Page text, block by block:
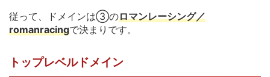
従って、ドメインは③のロマンレーシング／
romanracingで決まりです。
トップレベルドメイン